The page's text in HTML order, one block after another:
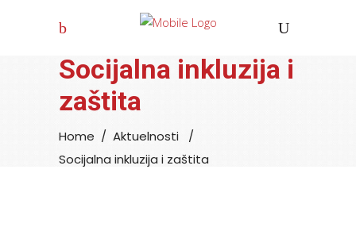
Socijalna inkluzija i
zaštita
Home / Aktuelnosti
/
Socijalna inkluzija i zaštita